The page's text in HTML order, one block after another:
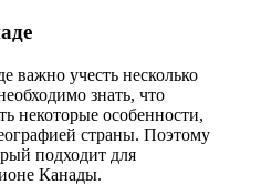
важно учесть несколько
знать, что
некоторые особенности,
страны. Поэтому
подходит для
Канады.